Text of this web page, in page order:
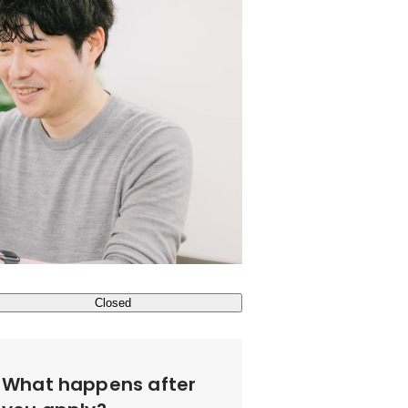
Closed
What happens after